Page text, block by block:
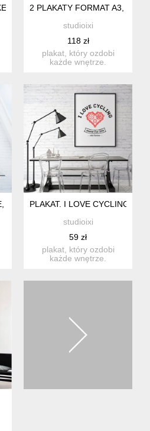
FORMAT A3
2 PLAKATY FORMAT A3,
studioixi
118 zł
plakat, który ozdobi
każde wnętrze.
FORMAT A3PLAKAT. I LOVE CYCLING,
studioixi
59 zł
plakat, który ozdobi
każde wnętrze.